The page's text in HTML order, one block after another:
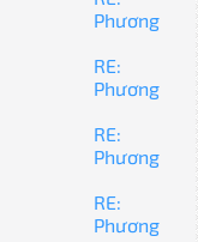
Phương
RE:
Phương
RE:
Phương
RE:
Phương